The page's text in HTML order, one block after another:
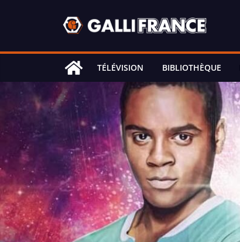
TÉLÉVISION BIBLIOTHÈQUE